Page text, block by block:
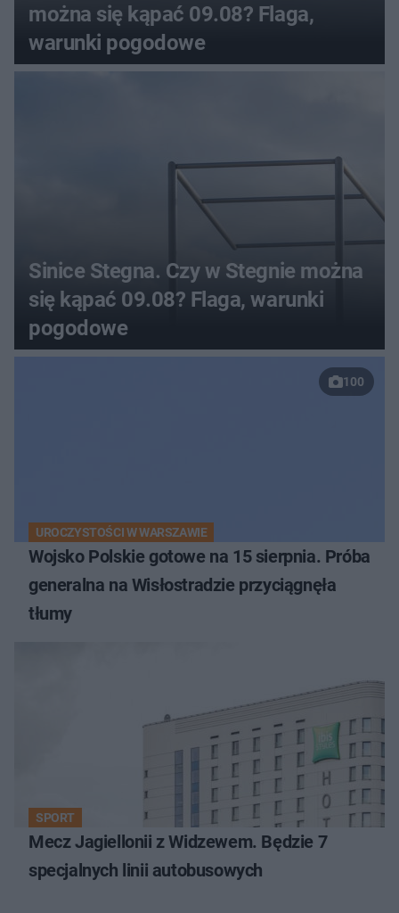
można się kąpać 09.08? Flaga,
warunki pogodowe
Sinice Stegna. Czy w Stegnie można
się kąpać 09.08? Flaga, warunki
pogodowe
100
UROCZYSTOŚCI W WARSZAWIE
Wojsko Polskie gotowe na 15 sierpnia. Próba
generalna na Wisłostradzie przyciągnęła
tłumy
SPORT
Mecz Jagiellonii z Widzewem. Będzie 7
specjalnych linii autobusowych